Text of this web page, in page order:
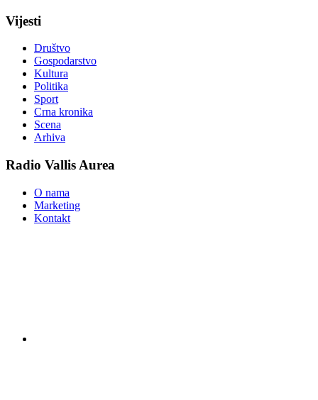
Vijesti
Društvo
Gospodarstvo
Kultura
Politika
Sport
Crna kronika
Scena
Arhiva
Radio Vallis Aurea
O nama
Marketing
Kontakt